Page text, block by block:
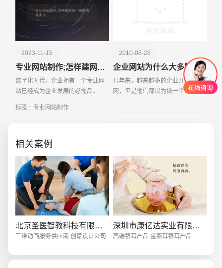
2023-11-15
专业网站制作;怎样建网站一般费用是多少
数字化时代，企业拥有一个专业网
站已经成为企业发展的必需品，无
一个精美、功能齐全的网站能够为
标签 : 专业网站制作
2010-08-28
企业网站为什么大多数都发挥不了作用？
几年来，越来越多的企业开始上
网，但是他们都以为做一个网站就
相关案例
北京圣医智教科技有限公司
三维动画服务供应商 创意设计公司
深圳市康亿达实业有限公司
高端银耳产品 金燕耳银耳产品
创意品牌型网站 · 标准企业官网建设
电商及系统平台开发 · 微信小程序开发 ·